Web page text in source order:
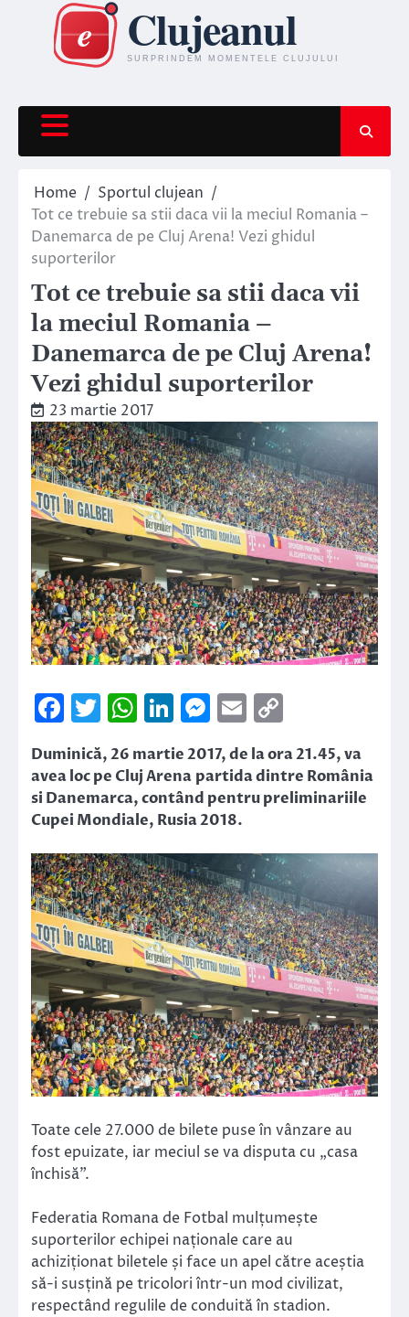
content
Home
Sportul clujean
Tot ce trebuie sa stii daca vii la meciul Romania –
Danemarca de pe Cluj Arena! Vezi ghidul
suporterilor
Tot ce trebuie sa stii daca vii
la meciul Romania –
Danemarca de pe Cluj Arena!
Vezi ghidul suporterilor
23 martie 2017
Facebook
Twitter
WhatsApp
LinkedIn
Messenger
Email
Link
Duminică, 26 martie 2017, de la ora 21.45, va
avea loc pe Cluj Arena partida dintre România
si Danemarca, contând pentru preliminariile
Cupei Mondiale, Rusia 2018.
Toate cele 27.000 de bilete puse în vânzare au
fost epuizate, iar meciul se va disputa cu „casa
închisă”.
Federatia Romana de Fotbal mulțumește
suporterilor echipei naționale care au
achiziționat biletele și face un apel către aceștia
să-i susțină pe tricolori într-un mod civilizat,
respectând regulile de conduită în stadion.